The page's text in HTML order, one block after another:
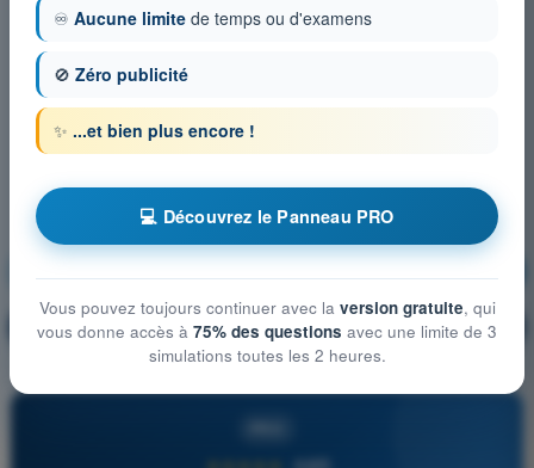
Règlementation S'entraîner !
🔒 PRO Explication de la question
♾️ Aucune limite de temps ou d'examens
🚫 Zéro publicité
✨ ...et bien plus encore !
💻 Découvrez le Panneau PRO
Vous pouvez toujours continuer avec la version gratuite, qui
vous donne accès à 75% des questions avec une limite de 3
simulations toutes les 2 heures.